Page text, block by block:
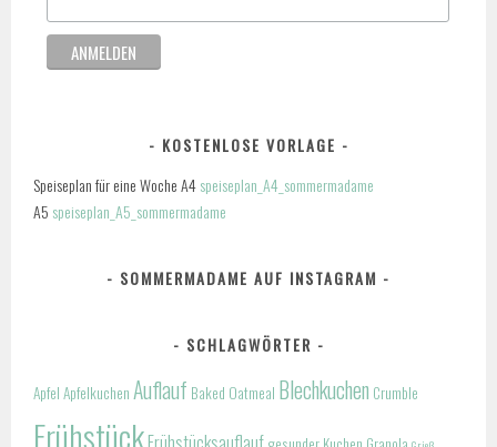
KOSTENLOSE VORLAGE
Speiseplan für eine Woche A4speiseplan_A4_sommermadame
A5 speiseplan_A5_sommermadame
SOMMERMADAME AUF INSTAGRAM
SCHLAGWÖRTER
Apfel Apfelkuchen Auflauf Baked Oatmeal Blechkuchen Crumble
Frühstück